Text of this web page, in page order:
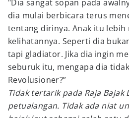
"Dia sangat sopan pada
dia mulai berbicara terus
tentang dirinya. Anak itu lebih
kelihatannya. Seperti dia
tapi gladiator. Jika dia ingin
seburuk itu, mengapa dia
Revolusioner?”
Tidak tertarik pada Raja Bajak
petualangan. Tidak ada niat